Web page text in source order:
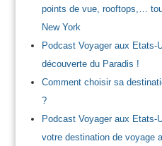
points de vue, rooftops,…
New York
Podcast Voyager aux Etats-
découverte du Paradis !
Comment choisir sa
?
Podcast Voyager aux Etats-
votre destination de voyage